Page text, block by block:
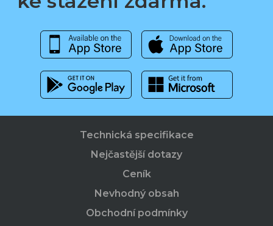
Technická specifikace
Nejčastější dotazy
Ceník
Nevhodný obsah
Obchodní podmínky